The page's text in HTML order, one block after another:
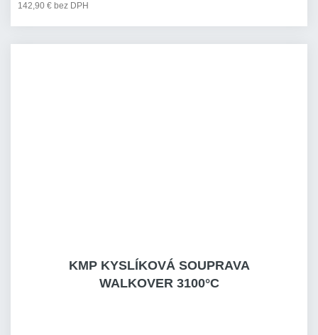
142,90 € bez DPH
KMP KYSLÍKOVÁ SOUPRAVA
WALKOVER 3100°C